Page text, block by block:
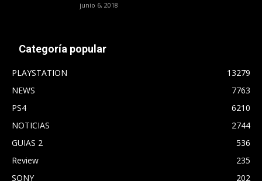
junio 6, 2018
Categoría popular
PLAYSTATION
13279
NEWS
7763
PS4
6210
NOTICIAS
2744
GUIAS 2
536
Review
235
SONY
202